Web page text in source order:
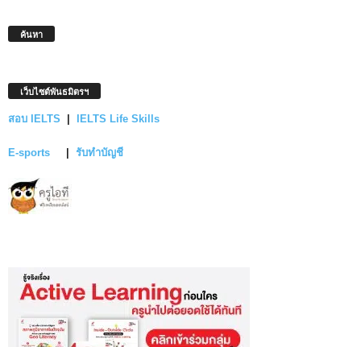
ค้นหา
เว็บไซต์พันธมิตรฯ
สอบ IELTS IELTS Life Skills
E-sports รับทำบัญชี